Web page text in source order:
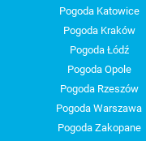
Pogoda Katowice
Pogoda Kraków
Pogoda Łódź
Pogoda Opole
Pogoda Rzeszów
Pogoda Warszawa
Pogoda Zakopane